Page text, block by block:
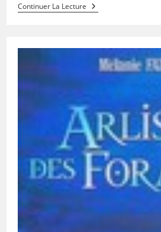
Continuer La Lecture